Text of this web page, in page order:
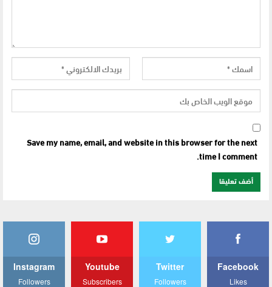
Save my name, email, and website in this browser for the next
time I comment.
Facebook
Likes
Twitter
Followers
Youtube
Subscribers
Instagram
Followers